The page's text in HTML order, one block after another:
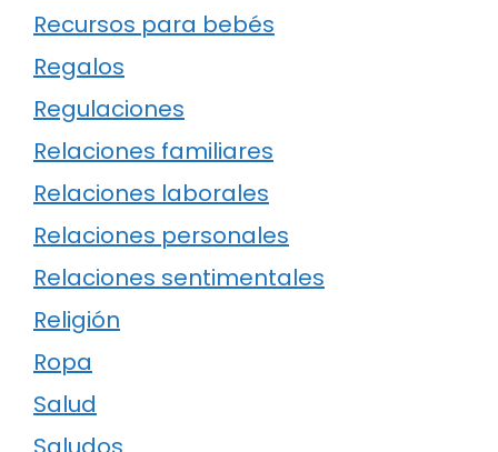
Recursos para bebés
Regalos
Regulaciones
Relaciones familiares
Relaciones laborales
Relaciones personales
Relaciones sentimentales
Religión
Ropa
Salud